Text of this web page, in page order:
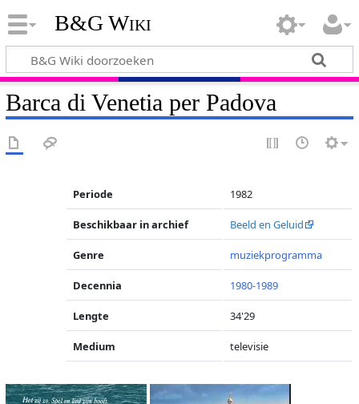
B&G Wiki
Barca di Venetia per Padova
Periode 1982
Beschikbaar in archief Beeld en Geluid
Genre muziekprogramma
Decennia 1980-1989
Lengte 34'29
Medium televisie